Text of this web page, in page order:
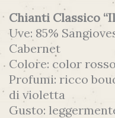
Chianti Classico
Uve: 85%
Cabernet
Colore: color
Profumi: ricco
di violetta
Gusto: